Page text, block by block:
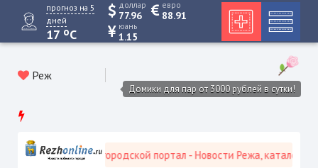
прогноз на 5
дней
17 oC
доллар
77.96
евро
88.91
юань
1.15
Реж
Домики для пар от 3000 рублей в сутки!
Режевской городской портал - Новости Режа, каталог